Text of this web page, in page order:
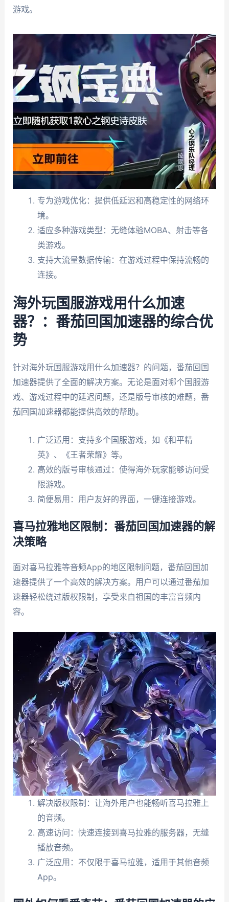
游戏。
专为游戏优化：提供低延迟和高稳定性的网络环
境。
适应多种游戏类型：无缝体验MOBA、射击等各
类游戏。
支持大流量数据传输：在游戏过程中保持流畅的
连接。
海外玩国服游戏用什么加速
器？：番茄回国加速器的综合优
势
针对海外玩国服游戏用什么加速器？的问题，番茄回国
加速器提供了全面的解决方案。无论是面对哪个国服游
戏、游戏过程中的延迟问题，还是版号审核的难题，番
茄回国加速器都能提供高效的帮助。
广泛适用：支持多个国服游戏，如《和平精
英》、《王者荣耀》等。
高效的版号审核通过：使得海外玩家能够访问受
限游戏。
简便易用：用户友好的界面，一键连接游戏。
喜马拉雅地区限制：番茄回国加速器的解
决策略
面对喜马拉雅等音频App的地区限制问题，番茄回国加
速器提供了一个高效的解决方案。用户可以通过番茄加
速器轻松绕过版权限制，享受来自祖国的丰富音频内
容。
解决版权限制：让海外用户也能畅听喜马拉雅上
的音频。
高速访问：快速连接到喜马拉雅的服务器，无缝
播放音频。
广泛应用：不仅限于喜马拉雅，适用于其他音频
App。